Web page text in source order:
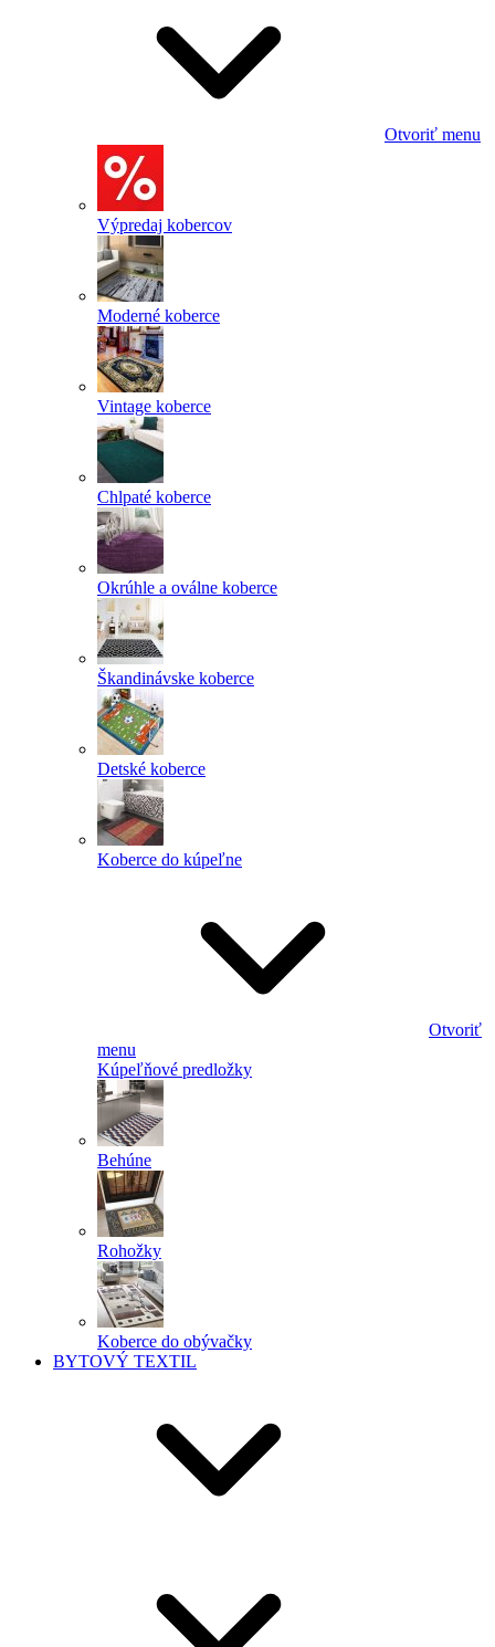
Otvoriť menu
Výpredaj kobercov
Moderné koberce
Vintage koberce
Chlpaté koberce
Okrúhle a oválne koberce
Škandinávske koberce
Detské koberce
Koberce do kúpeľne
Otvoriť
menu
Kúpeľňové predložky
Behúne
Rohožky
Koberce do obývačky
BYTOVÝ TEXTIL